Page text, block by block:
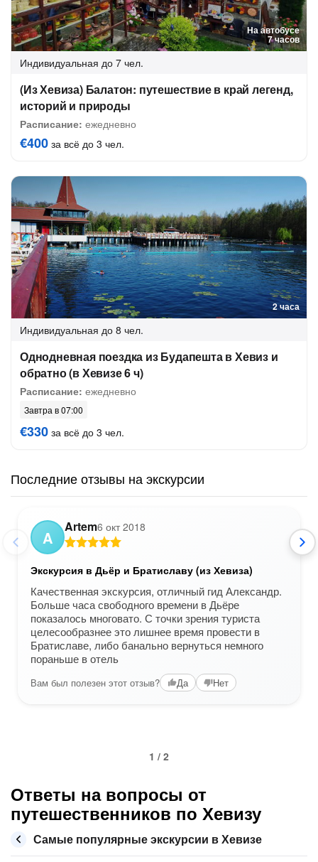
На автобусе
7 часов
Индивидуальная до 7 чел.
(Из Хевиза) Балатон: путешествие в край легенд,
историй и природы
Расписание: ежедневно
€400 за всё до 3 чел.
2 часа
Индивидуальная до 8 чел.
Однодневная поездка из Будапешта в Хевиз и
обратно (в Хевизе 6 ч)
Расписание: ежедневно
Завтра в 07:00
€330 за всё до 3 чел.
Последние отзывы на экскурсии
A
Artem6 окт 2018
Экскурсия в Дьёр и Братиславу (из Хевиза)
Качественная экскурсия, отличный гид Александр.
Больше часа свободного времени в Дьёре
показалось многовато. С точки зрения туриста
целесообразнее это лишнее время провести в
Братиславе, либо банально вернуться немного
пораньше в отель
Вам был полезен этот отзыв? Да Нет
1 / 2
Ответы на вопросы от
путешественников по Хевизу
Самые популярные экскурсии в Хевизе